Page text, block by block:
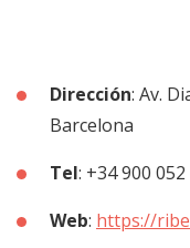
Dirección: Av.
Barcelona
Tel: +34 900 052
Web: https://